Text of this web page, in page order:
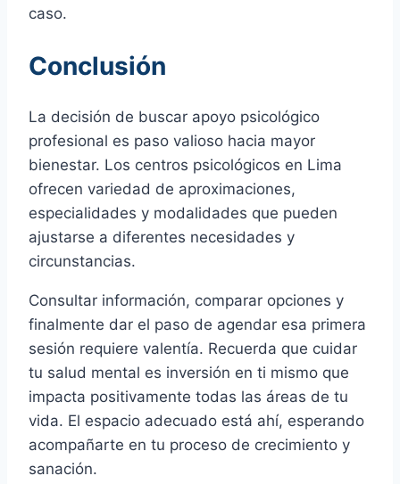
caso.
Conclusión
La decisión de buscar apoyo psicológico
profesional es paso valioso hacia mayor
bienestar. Los centros psicológicos en Lima
ofrecen variedad de aproximaciones,
especialidades y modalidades que pueden
ajustarse a diferentes necesidades y
circunstancias.
Consultar información, comparar opciones y
finalmente dar el paso de agendar esa primera
sesión requiere valentía. Recuerda que cuidar
tu salud mental es inversión en ti mismo que
impacta positivamente todas las áreas de tu
vida. El espacio adecuado está ahí, esperando
acompañarte en tu proceso de crecimiento y
sanación.